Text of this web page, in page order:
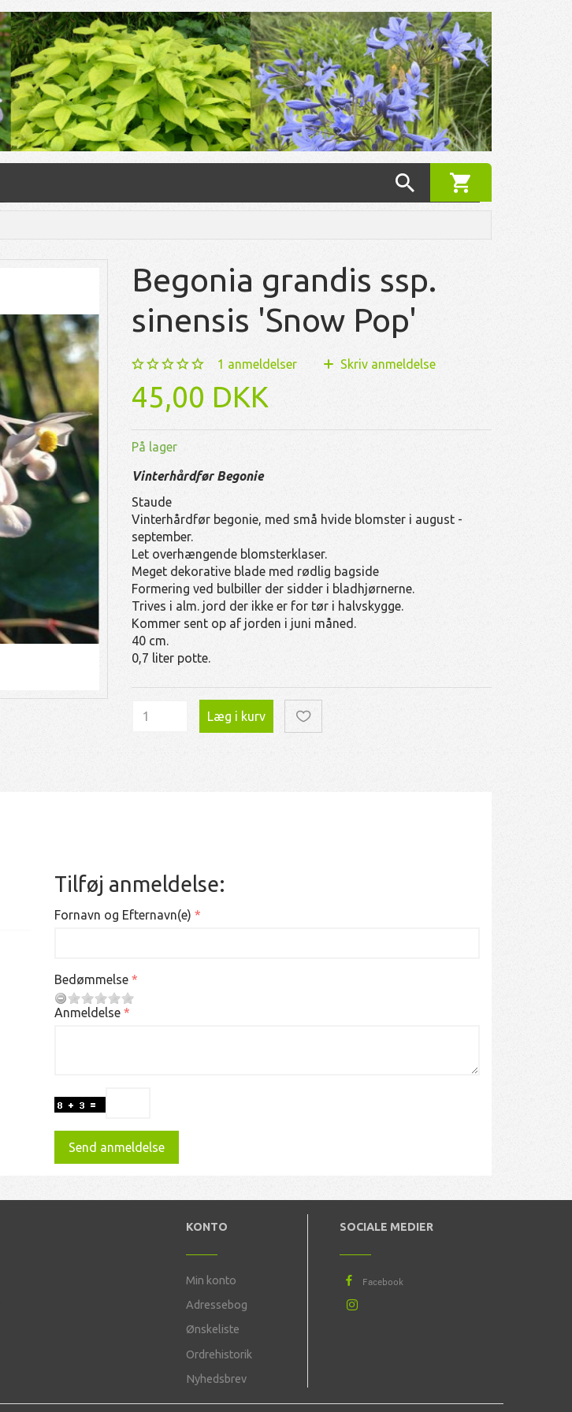
Begonia grandis ssp.
sinensis 'Snow Pop'
1 anmeldelser Skriv anmeldelse
45,00 DKK
På lager
Vinterhårdfør Begonie
Staude
Vinterhårdfør begonie, med små hvide blomster i august -
september.
Let overhængende blomsterklaser.
Meget dekorative blade med rødlig bagside
Formering ved bulbiller der sidder i bladhjørnerne.
Trives i alm. jord der ikke er for tør i halvskygge.
Kommer sent op af jorden i juni måned.
40 cm.
0,7 liter potte.
Læg i kurv
Tilføj anmeldelse:
Fornavn og Efternavn(e)
Bedømmelse
Anmeldelse
Send anmeldelse
KONTO
Min konto
Adressebog
Ønskeliste
Ordrehistorik
Nyhedsbrev
SOCIALE MEDIER